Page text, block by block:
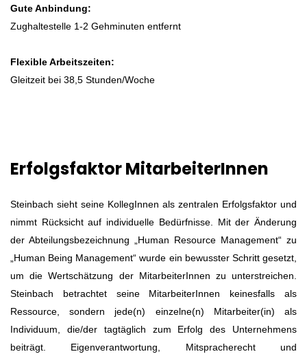
Gute Anbindung:
Zughaltestelle 1-2 Gehminuten entfernt
Flexible Arbeitszeiten:
Gleitzeit bei 38,5 Stunden/Woche
Erfolgsfaktor MitarbeiterInnen
Steinbach sieht seine KollegInnen als zentralen Erfolgsfaktor und
nimmt Rücksicht auf individuelle Bedürfnisse. Mit der Änderung
der Abteilungsbezeichnung „Human Resource Management“ zu
„Human Being Management“ wurde ein bewusster Schritt gesetzt,
um die Wertschätzung der MitarbeiterInnen zu unterstreichen.
Steinbach betrachtet seine MitarbeiterInnen keinesfalls als
Ressource, sondern jede(n) einzelne(n) Mitarbeiter(in) als
Individuum, die/der tagtäglich zum Erfolg des Unternehmens
beiträgt. Eigenverantwortung, Mitspracherecht und
Offene Stellen
1 Stelle offen für diese Position
Über das Unternehmen
Steinbach International GmbH
Mitarbeiter*innenanzahl
101 - 500 Mitarbeiter*innen
Standorte
Schwertberg
Mechanik/Elektrotechnik/Automation
Du begeisterst dich für Technik, tüftelst gerne an Lösungen